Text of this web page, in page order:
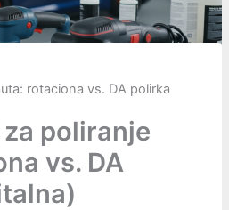
rotaciona vs. DA polirka
poliranje
vs. DA